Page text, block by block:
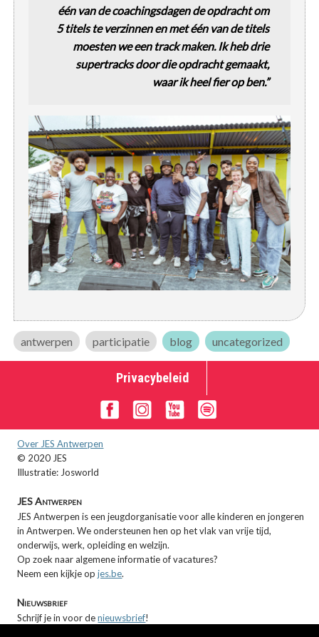
één van de coachingsdagen de opdracht om
5 titels te verzinnen en met één van de titels
moesten we een track maken. Ik heb drie
supertracks door die opdracht gemaakt,
waar ik heel fier op ben.”
antwerpen participatie blog uncategorized
Privacybeleid
Over JES Antwerpen
© 2020 JES
Illustratie: Josworld
JES Antwerpen
JES Antwerpen is een jeugdorganisatie voor alle kinderen en jongeren
in Antwerpen. We ondersteunen hen op het vlak van vrije tijd,
onderwijs, werk, opleiding en welzijn.
Op zoek naar algemene informatie of vacatures?
Neem een kijkje opjes.be.
Nieuwsbrief
Schrijf je in voor denieuwsbrief!